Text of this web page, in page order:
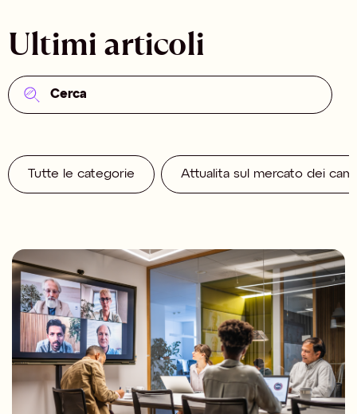
Ultimi articoli
Tutte le categorie Attualita sul mercato dei